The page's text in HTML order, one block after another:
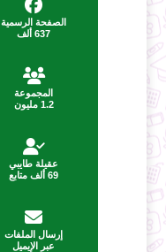
الصفحة الرسمية
637 ألف
المجموعة
1.2 مليون
عقيلة طايبي
69 ألف متابع
إرسال الملفات
عبر الإيميل